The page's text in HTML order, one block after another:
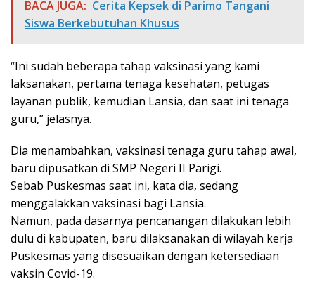
BACA JUGA: Cerita Kepsek di Parimo Tangani
Siswa Berkebutuhan Khusus
“Ini sudah beberapa tahap vaksinasi yang kami
laksanakan, pertama tenaga kesehatan, petugas
layanan publik, kemudian Lansia, dan saat ini tenaga
guru,” jelasnya.
Dia menambahkan, vaksinasi tenaga guru tahap awal,
baru dipusatkan di SMP Negeri II Parigi.
Sebab Puskesmas saat ini, kata dia, sedang
menggalakkan vaksinasi bagi Lansia.
Namun, pada dasarnya pencanangan dilakukan lebih
dulu di kabupaten, baru dilaksanakan di wilayah kerja
Puskesmas yang disesuaikan dengan ketersediaan
vaksin Covid-19.